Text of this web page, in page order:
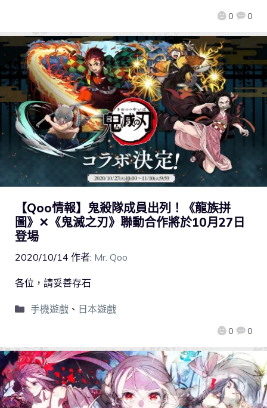
0 0
【Qoo情報】鬼殺隊成員出列！《龍族拼
圖》✕《鬼滅之刃》聯動合作將於10月27日
登場
2020/10/14 作者: Mr. Qoo
0 0
各位，請妥善存石
手機遊戲、 日本遊戲